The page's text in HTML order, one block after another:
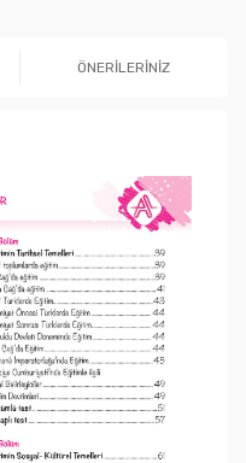
ÖNERİLERİNİZ